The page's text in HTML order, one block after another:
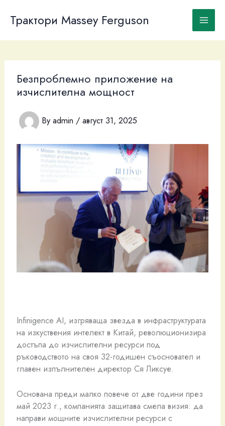
content
Трактори Massey Ferguson
Безпроблемно приложение на
изчислителна мощност
By admin / август 31, 2025
Infinigence AI, изгряваща звезда в инфраструктурата
на изкуствения интелект в Китай, революционизира
достъпа до изчислителни ресурси под
ръководството на своя 32-годишен съосновател и
главен изпълнителен директор Ся Ликсуе.
Основана преди малко повече от две години през
май 2023 г., компанията защитава смела визия: да
направи мощните изчислителни ресурси с